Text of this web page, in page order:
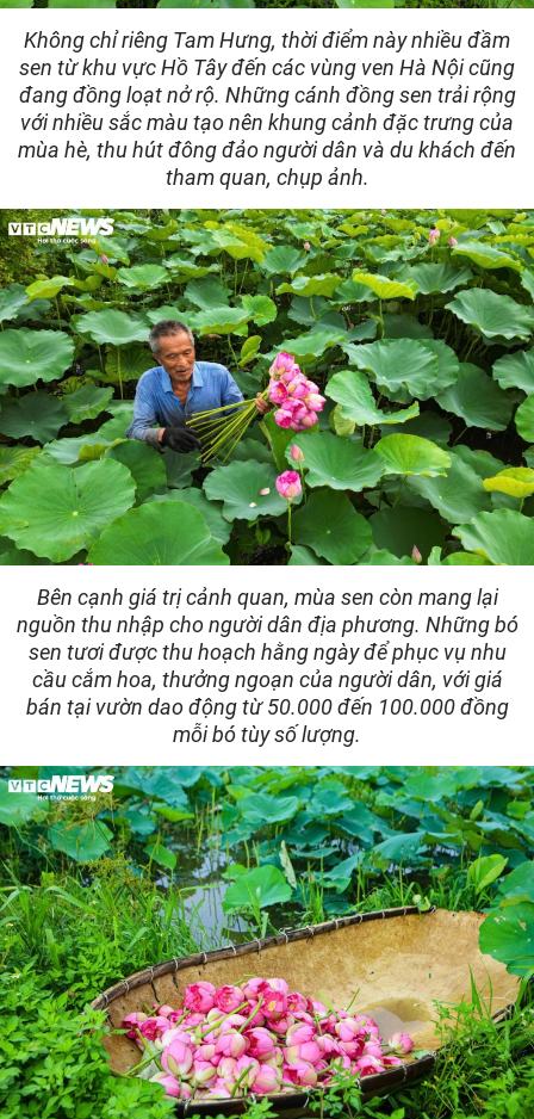
Không chỉ riêng Tam Hưng, thời điểm này nhiều đầm
sen từ khu vực Hồ Tây đến các vùng ven Hà Nội cũng
đang đồng loạt nở rộ. Những cánh đồng sen trải rộng
với nhiều sắc màu tạo nên khung cảnh đặc trưng của
mùa hè, thu hút đông đảo người dân và du khách đến
tham quan, chụp ảnh.
Bên cạnh giá trị cảnh quan, mùa sen còn mang lại
nguồn thu nhập cho người dân địa phương. Những bó
sen tươi được thu hoạch hằng ngày để phục vụ nhu
cầu cắm hoa, thưởng ngoạn của người dân, với giá
bán tại vườn dao động từ 50.000 đến 100.000 đồng
mỗi bó tùy số lượng.